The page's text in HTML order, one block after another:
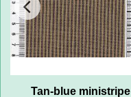
Tan-blue ministripe